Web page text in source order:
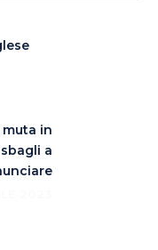
muta in
a